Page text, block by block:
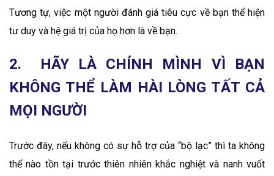
Tương tự, việc một người đánh giá tiêu cực về bạn thể hiện
tư duy và hệ giá trị của họ hơn là về bạn.
2. HÃY LÀ CHÍNH MÌNH VÌ BẠN
KHÔNG THỂ LÀM HÀI LÒNG TẤT CẢ
MỌI NGƯỜI
Trước đây, nếu không có sự hỗ trợ của “bộ lạc” thì ta không
thể nào tồn tại trước thiên nhiên khắc nghiệt và nanh vuốt